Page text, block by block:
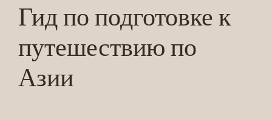
Гид по подготовке к
путешествию по
Азии